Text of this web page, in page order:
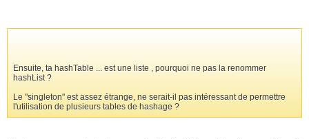
Ensuite, ta hashTable ... est une liste , pourquoi ne pas la renommer
hashList ?
Le "singleton" est assez étrange, ne serait-il pas intéressant de permettre
l'utilisation de plusieurs tables de hashage ?